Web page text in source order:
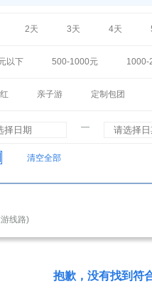
2天 3天 4天
以下 500-1000元 1000-
亲子游 定制包团
—
清空全部
线路)
抱歉，没有找到符